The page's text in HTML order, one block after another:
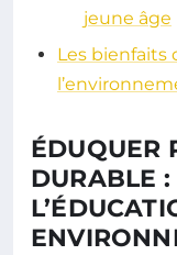
jeune âge
Les bienfaits
ÉDUQUER
DURABLE :